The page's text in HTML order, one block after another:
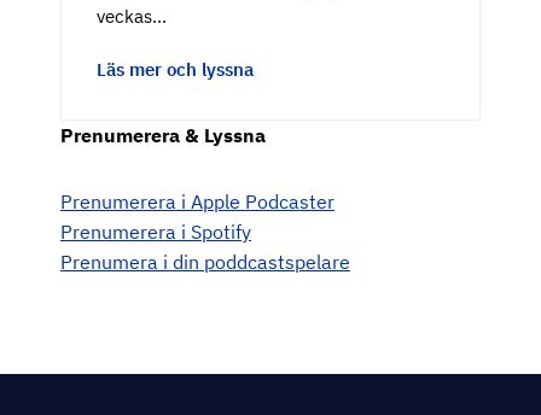
veckas…
Läs mer och lyssna
Prenumerera & Lyssna
Prenumerera i Apple Podcaster
Prenumerera i Spotify
Prenumera i din poddcastspelare